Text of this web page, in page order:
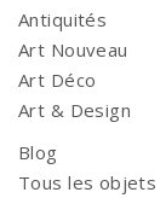
Antiquités
Art Nouveau
Art Déco
Art & Design
Blog
Tous les objets